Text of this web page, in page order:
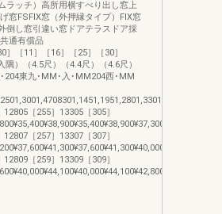
ラッチ）高所用横すべり出し窓上
窓FSFIX窓（外押縁タイプ）FIX窓
倒し窓引違い窓ドアテラスドア採
通有償品
］［11］［16］［25］［30］
隅）（4.5尺）（4.4尺）（4.6尺）
204東九･MM･入･MM204西･MM
［255］13305［305］
［257］13307［307］
［259］13309［309］